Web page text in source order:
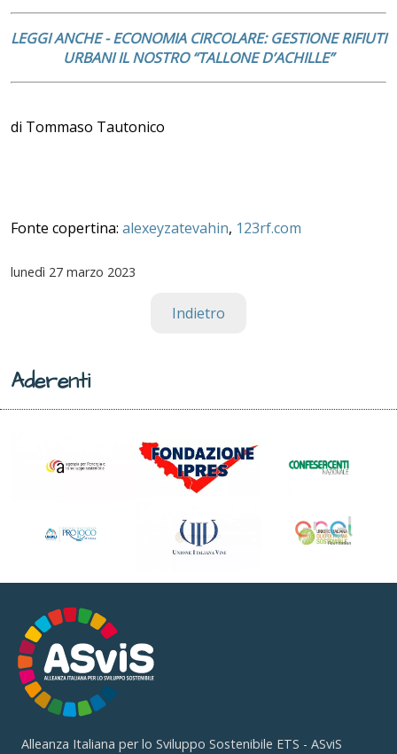
LEGGI ANCHE - ECONOMIA CIRCOLARE: GESTIONE RIFIUTI
URBANI IL NOSTRO “TALLONE D’ACHILLE”
di Tommaso Tautonico
Fonte copertina: alexeyzatevahin, 123rf.com
lunedì 27 marzo 2023
Indietro
Aderenti
Alleanza Italiana per lo Sviluppo Sostenibile ETS - ASviS